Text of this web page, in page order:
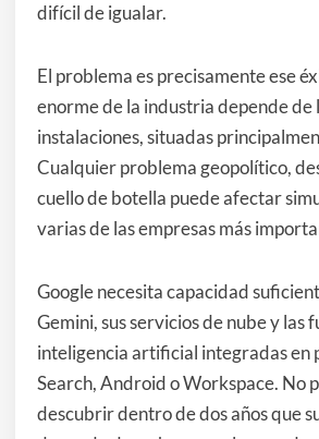
difícil de igualar.
El problema es precisamente ese
enorme de la industria depende de
instalaciones, situadas
Cualquier problema geopolítico,
cuello de botella puede afectar
varias de las empresas más
Google necesita capacidad
Gemini, sus servicios de nube y las
inteligencia artificial integradas en
Search, Android o Workspace. No
descubrir dentro de dos años que